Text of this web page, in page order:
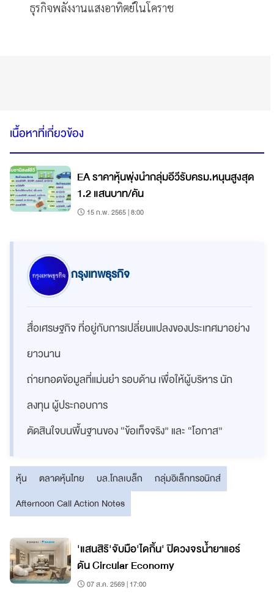
ธุรกิจพลังงานแสงอาทิตย์ในโคราช
เนื้อหาที่เกี่ยวข้อง
EA ราคาหุ้นพุ่งนำกลุ่มอีวีรับครม.หนุนสูงสุด
1.2 แสนบาท/คัน
15 ก.พ. 2565 | 8:00
กรุงเทพธุรกิจ
สื่อเศรษฐกิจ ที่อยู่กับการเปลี่ยนแปลงของประเทศมาอย่าง
ยาวนาน
ถ่ายทอดข้อมูลที่แม่นยำ รอบด้าน เพื่อให้ผู้บริหาร นัก
ลงทุน ผู้ประกอบการ
ตัดสินใจบนพื้นฐานของ “ข้อเท็จจริง” และ “โอกาส”
หุ้น ตลาดหุ้นไทย บล.โกลเบล็ก
กลุ่มอิเล็กทรอนิกส์
Afternoon Call Action Notes
'แสนสิริ'จับมือ'ไดกิ้น' ปิดวงจรน้ำยาแอร์
ดัน Circular Economy
07 ส.ค. 2569 | 17:00